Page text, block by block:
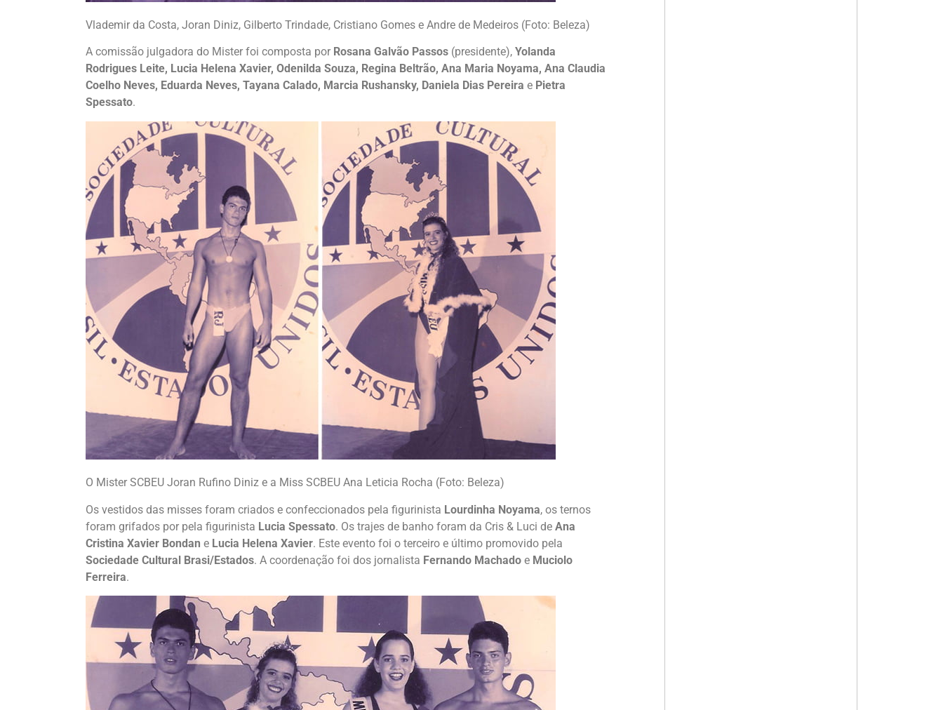
Vlademir da Costa, Joran Diniz, Gilberto Trindade, Cristiano Gomes e Andre de Medeiros (Foto: Beleza)
A comissão julgadora do Mister foi composta por Rosana Galvão Passos (presidente), Yolanda
Rodrigues Leite, Lucia Helena Xavier, Odenilda Souza, Regina Beltrão, Ana Maria Noyama, Ana Claudia
Coelho Neves, Eduarda Neves, Tayana Calado, Marcia Rushansky, Daniela Dias Pereira e Pietra
Spessato.
O Mister SCBEU Joran Rufino Diniz e a Miss SCBEU Ana Leticia Rocha (Foto: Beleza)
Os vestidos das misses foram criados e confeccionados pela figurinista Lourdinha Noyama, os ternos
foram grifados por pela figurinista Lucia Spessato. Os trajes de banho foram da Cris & Luci de Ana
Cristina Xavier Bondan e Lucia Helena Xavier. Este evento foi o terceiro e último promovido pela
Sociedade Cultural Brasi/Estados. A coordenação foi dos jornalista Fernando Machado e Muciolo
Ferreira.